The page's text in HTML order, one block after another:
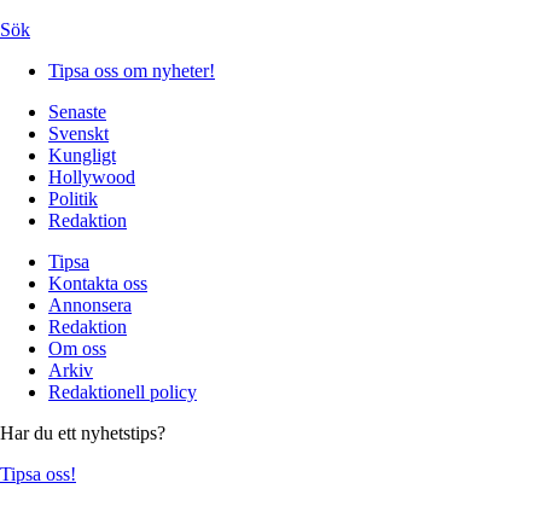
Sök
Tipsa oss om nyheter!
Senaste
Svenskt
Kungligt
Hollywood
Politik
Redaktion
Tipsa
Kontakta oss
Annonsera
Redaktion
Om oss
Arkiv
Redaktionell policy
Har du ett nyhetstips?
Tipsa oss!